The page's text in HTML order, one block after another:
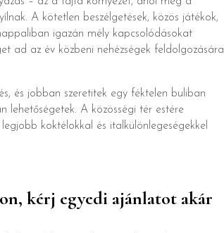
A kötetlen beszélgetések, közös játékok,
igazán mély kapcsolódásokat
ad az év közbeni nehézségek feldolgozására
és jobban szeretitek egy féktelen buliban
lehetőségetek. A közösségi tér estére
koktélokkal és italkülönlegeségekkel
kérj egyedi ajánlatot akár